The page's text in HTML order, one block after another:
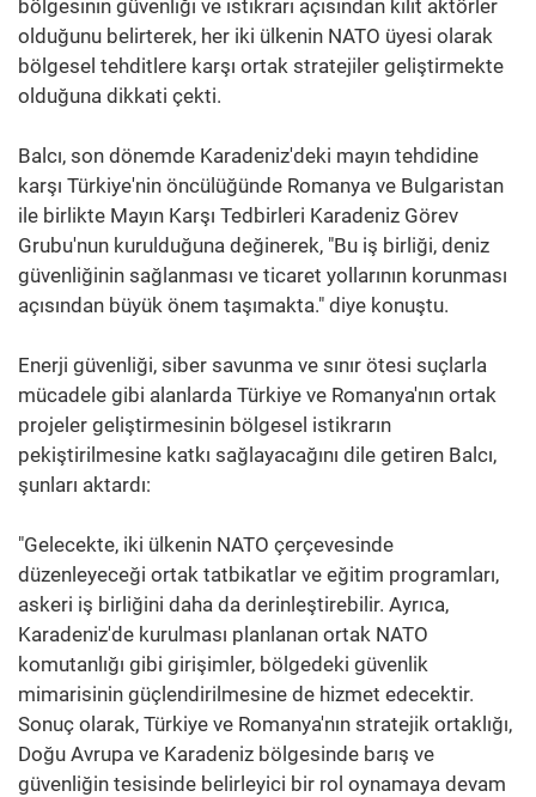
bölgesinin güvenliği ve istikrarı açısından kilit aktörler
olduğunu belirterek, her iki ülkenin NATO üyesi olarak
bölgesel tehditlere karşı ortak stratejiler geliştirmekte
olduğuna dikkati çekti.
Balcı, son dönemde Karadeniz'deki mayın tehdidine
karşı Türkiye'nin öncülüğünde Romanya ve Bulgaristan
ile birlikte Mayın Karşı Tedbirleri Karadeniz Görev
Grubu'nun kurulduğuna değinerek, "Bu iş birliği, deniz
güvenliğinin sağlanması ve ticaret yollarının korunması
açısından büyük önem taşımakta." diye konuştu.
Enerji güvenliği, siber savunma ve sınır ötesi suçlarla
mücadele gibi alanlarda Türkiye ve Romanya'nın ortak
projeler geliştirmesinin bölgesel istikrarın
pekiştirilmesine katkı sağlayacağını dile getiren Balcı,
şunları aktardı:
"Gelecekte, iki ülkenin NATO çerçevesinde
düzenleyeceği ortak tatbikatlar ve eğitim programları,
askeri iş birliğini daha da derinleştirebilir. Ayrıca,
Karadeniz'de kurulması planlanan ortak NATO
komutanlığı gibi girişimler, bölgedeki güvenlik
mimarisinin güçlendirilmesine de hizmet edecektir.
Sonuç olarak, Türkiye ve Romanya'nın stratejik ortaklığı,
Doğu Avrupa ve Karadeniz bölgesinde barış ve
güvenliğin tesisinde belirleyici bir rol oynamaya devam